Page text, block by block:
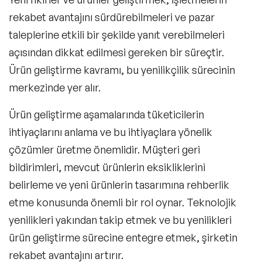
rekabet avantajını sürdürebilmeleri ve pazar
taleplerine etkili bir şekilde yanıt verebilmeleri
açısından dikkat edilmesi gereken bir süreçtir.
Ürün geliştirme kavramı, bu yenilikçiliksürecinin
merkezinde yer alır.
Ürün geliştirme aşamalarında tüketicilerin
ihtiyaçlarını anlama ve bu ihtiyaçlara yönelik
çözümler üretme önemlidir. Müşteri geri
bildirimleri, mevcut ürünlerin eksikliklerini
belirleme ve yeni ürünlerin tasarımına rehberlik
etme konusunda önemli bir rol oynar. Teknolojik
yenilikleri yakından takip etmek ve bu yenilikleri
ürün geliştirme sürecine entegre etmek, şirketin
rekabet avantajını artırır.